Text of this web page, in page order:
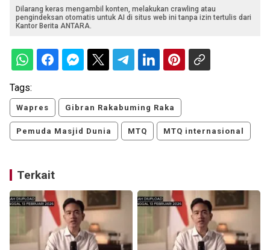
Dilarang keras mengambil konten, melakukan crawling atau
pengindeksan otomatis untuk AI di situs web ini tanpa izin tertulis dari
Kantor Berita ANTARA.
Tags:
Wapres Gibran Rakabuming Raka
Pemuda Masjid Dunia MTQ MTQ internasional
Terkait